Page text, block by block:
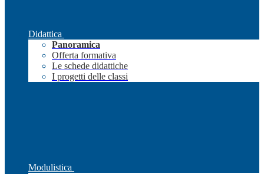
Didattica
Panoramica
Offerta formativa
Le schede didattiche
I progetti delle classi
Modulistica